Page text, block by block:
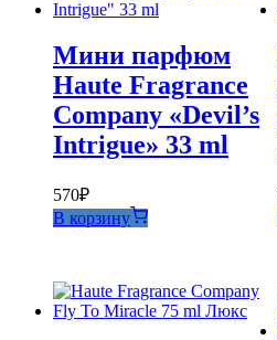
Мини парфюм
Haute Fragrance
Company «Devil’s
Intrigue» 33 ml
570₽
В корзину